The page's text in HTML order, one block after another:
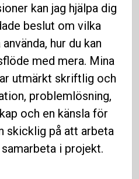
kan jag hjälpa dig
beslut om vilka
hur du kan
med mera. Mina
utmärkt skriftlig och
problemlösning,
och en känsla för
skicklig på att arbeta
i projekt.